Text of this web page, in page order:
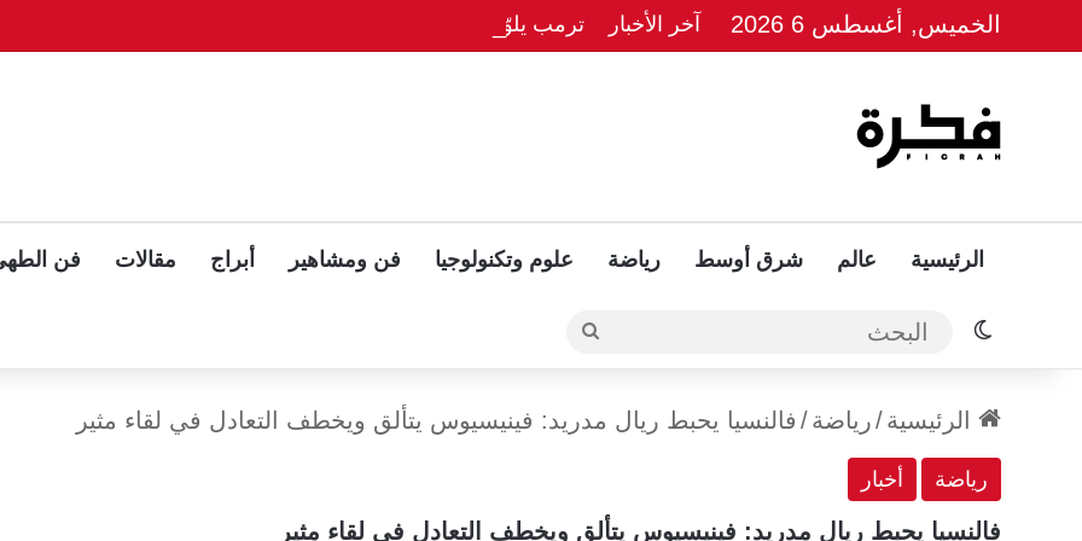
الخميس, أغسطس 6 2026 آخر الأخبار ترمب يلوّح بلقاء ثلاثي مع بوتين وزيلينسكي بعد قمة ألاسكا
الرئيسية عالم شرق أوسط رياضة علوم وتكنولوجيا فن ومشاهير أبراج مقالات فن
الوضع المظلم البحث
الرئيسية/رياضة/ فالنسيا يحبط ريال مدريد: فينيسيوس يتألق ويخطف التعادل في لقاء مثير
رياضة أخبار
فالنسيا يحبط ريال مدريد: فينيسيوس يتألق ويخطف التعادل في لقاء مثير